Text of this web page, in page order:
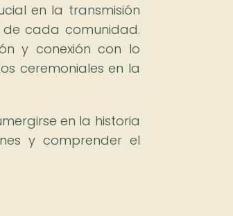
en la transmisión
de cada comunidad.
y conexión con lo
ceremoniales en la
en la historia
y comprender el